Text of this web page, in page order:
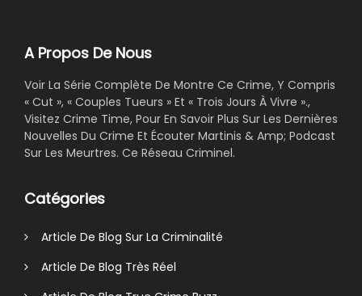
A Propos De Nous
Voir La Série Complète De Montre Ce Crime, Y Compris
« Cut », « Couples Tueurs » Et « Trois Jours À Vivre ».,
Visitez Crime Time, Pour En Savoir Plus Sur Les Dernières
Nouvelles Du Crime Et Écouter Martinis & Amp; Podcast
Sur Les Meurtres. Ce Réseau Criminel.
Catégories
Article De Blog Sur La Criminalité
Article De Blog Très Réel